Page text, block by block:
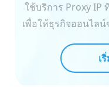
ใช้บริการ Proxy IP
เพื่อให้ธุรกิจออนไล
เ